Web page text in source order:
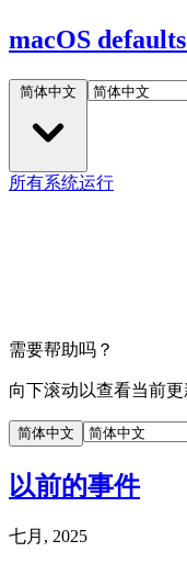
macOS
简体中文
所有系统运行
需要帮助吗？
向下滚动以查看当前更
简体中文
以前的事件
七月, 2025